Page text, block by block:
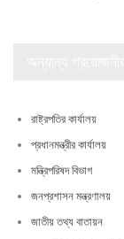
রাষ্ট্রপতির কার্যালয়
প্রধানমন্ত্রীর কার্যালয়
মন্ত্রিপরিষদ বিভাগ
জনপ্রশাসন মন্ত্রণালয়
জাতীয় তথ্য বাতায়ন